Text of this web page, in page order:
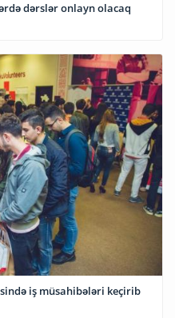
dərslər onlayn olacaq
iş müsahibələri keçirib